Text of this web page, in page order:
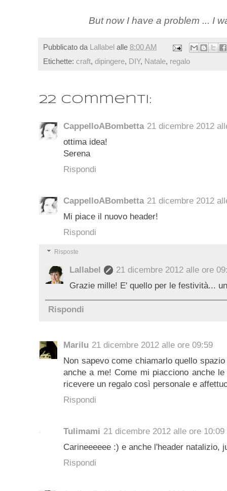
But now I have a problem ... I
Pubblicato da Lallabel alle 8:00 AM
Etichette: craft, dipingere, DIY, Natale, regalo
22 commenti:
CappelloABombetta 21 dicembre 2012
ottima idea!
Serena
Rispondi
CappelloABombetta 21 dicembre 2012
Mi piace il nuovo header!
Rispondi
Risposte
Lallabel
21 dicembre 2012 alle ore
Grazie mille! E' quello per le festività...
Rispondi
Marilu 21 dicembre 2012 alle ore 09:59
Non sapevo come chiamarlo quello
anche a me! Come mi piacciono anche
ricevere un regalo così personale e
Rispondi
Tulimami 21 dicembre 2012 alle ore 10:09
Carineeeeee :) e anche l'header natalizio,
Rispondi